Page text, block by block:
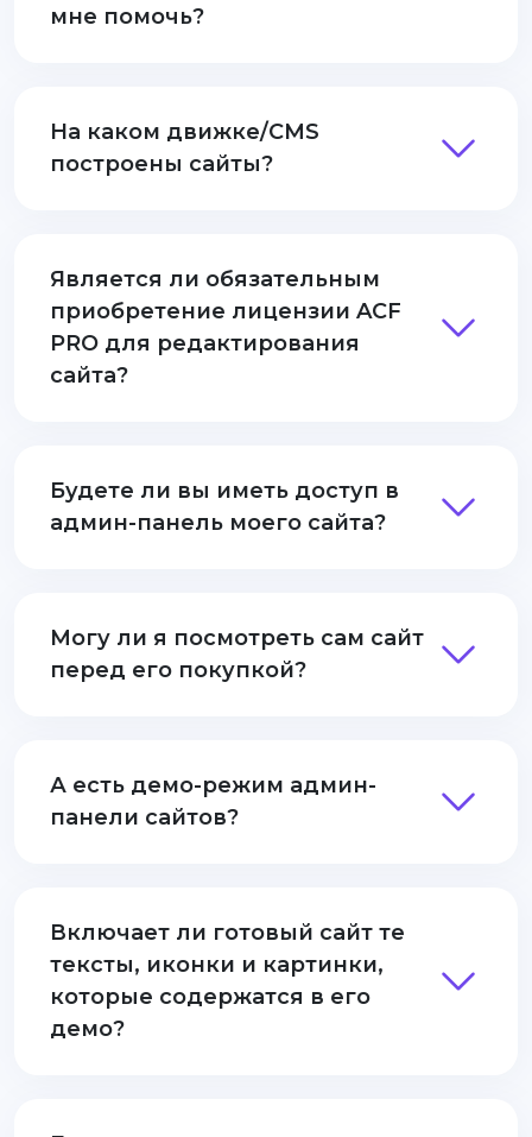
мне помочь?
На каком движке/CMS
построены сайты?
Является ли обязательным
приобретение лицензии ACF
PRO для редактирования
сайта?
Будете ли вы иметь доступ в
админ-панель моего сайта?
Могу ли я посмотреть сам сайт
перед его покупкой?
А есть демо-режим админ-
панели сайтов?
Включает ли готовый сайт те
тексты, иконки и картинки,
которые содержатся в его
демо?